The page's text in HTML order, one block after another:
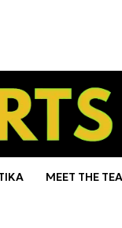
MEET THE